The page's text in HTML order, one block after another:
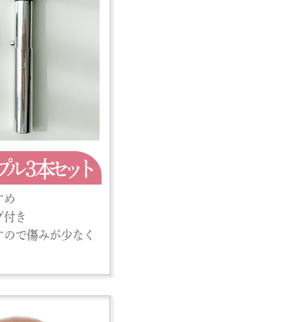
無断転載は一切禁止し
ャンセルさせていただ
ます。